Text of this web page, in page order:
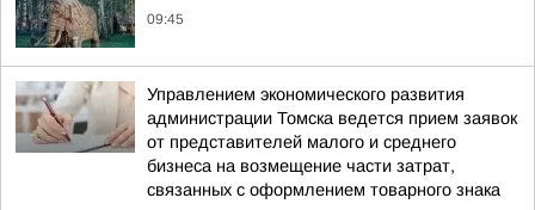
09:45
Управлением экономического развития
администрации Томска ведется прием заявок
от представителей малого и среднего
бизнеса на возмещение части затрат,
связанных с оформлением товарного знака